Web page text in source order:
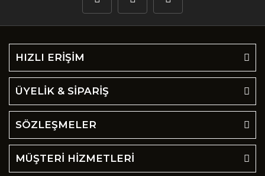
HIZLI ERİŞİM
ÜYELİK & SİPARİŞ
SÖZLEŞMELER
MÜŞTERİ HİZMETLERİ